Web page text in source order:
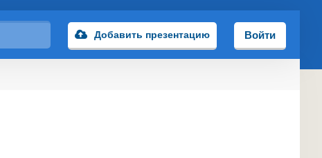
Добавить презентацию Войти